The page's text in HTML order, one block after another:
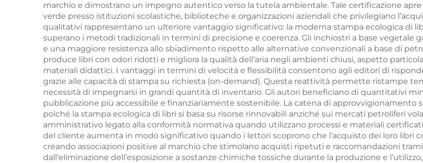
marchio e dimostrano un impegno autentico verso la tutela ambientale. Tale certificazione
verde presso istituzioni scolastiche, biblioteche e organizzazioni aziendali che privilegiano
qualitativi rappresentano un ulteriore vantaggio significativo: la moderna stampa ecologica di
superano i metodi tradizionali in termini di precisione e coerenza. Gli inchiostri a base vegetale
e una maggiore resistenza allo sbiadimento rispetto alle alternative convenzionali a base di
produce libri con odori ridotti e migliora la qualità dell’aria negli ambienti chiusi, aspetto
materiali didattici. I vantaggi in termini di velocità e flessibilità consentono agli editori di
grazie alle capacità di stampa su richiesta (on-demand). Questa reattività permette ristampe
necessità di impegnarsi in grandi quantità di inventario. Gli autori beneficiano di quantitativi
pubblicazione più accessibile e finanziariamente sostenibile. La catena di approvvigionamento
poiché la stampa ecologica di libri si basa su risorse rinnovabili anziché sui mercati petroliferi
amministrativo legato alla conformità normativa quando utilizzano processi e materiali
del cliente aumenta in modo significativo quando i lettori scoprono che l’acquisto dei loro libri
creando associazioni positive al marchio che stimolano acquisti ripetuti e raccomandazioni
dall’eliminazione dell’esposizione a sostanze chimiche tossiche durante la produzione e